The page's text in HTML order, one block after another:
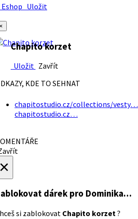
Uložit
Chapito korzet
Uložit Zavřít
KDE TO SEHNAT
chapitostudio.cz/collections/vesty…
chapitostudio.cz…
dárek pro Dominika…
si zablokovat Chapito korzet?